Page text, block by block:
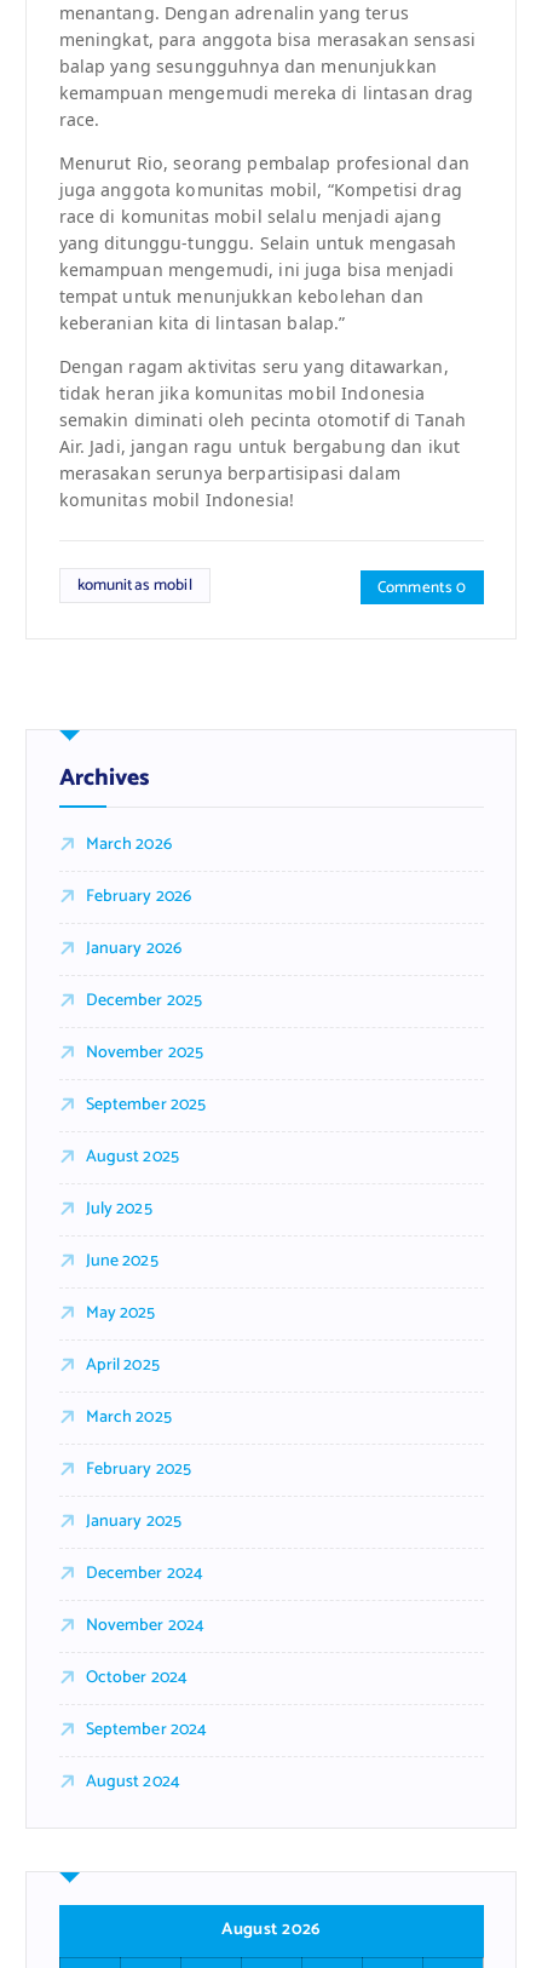
menantang. Dengan adrenalin yang terus
meningkat, para anggota bisa merasakan sensasi
balap yang sesungguhnya dan menunjukkan
kemampuan mengemudi mereka di lintasan drag
race.
Menurut Rio, seorang pembalap profesional dan
juga anggota komunitas mobil, “Kompetisi drag
race di komunitas mobil selalu menjadi ajang
yang ditunggu-tunggu. Selain untuk mengasah
kemampuan mengemudi, ini juga bisa menjadi
tempat untuk menunjukkan kebolehan dan
keberanian kita di lintasan balap.”
Dengan ragam aktivitas seru yang ditawarkan,
tidak heran jika komunitas mobil Indonesia
semakin diminati oleh pecinta otomotif di Tanah
Air. Jadi, jangan ragu untuk bergabung dan ikut
merasakan serunya berpartisipasi dalam
komunitas mobil Indonesia!
komunitas mobil Comments 0
Archives
March 2026
February 2026
January 2026
December 2025
November 2025
September 2025
August 2025
July 2025
June 2025
May 2025
April 2025
March 2025
February 2025
January 2025
December 2024
November 2024
October 2024
September 2024
August 2024
August 2026